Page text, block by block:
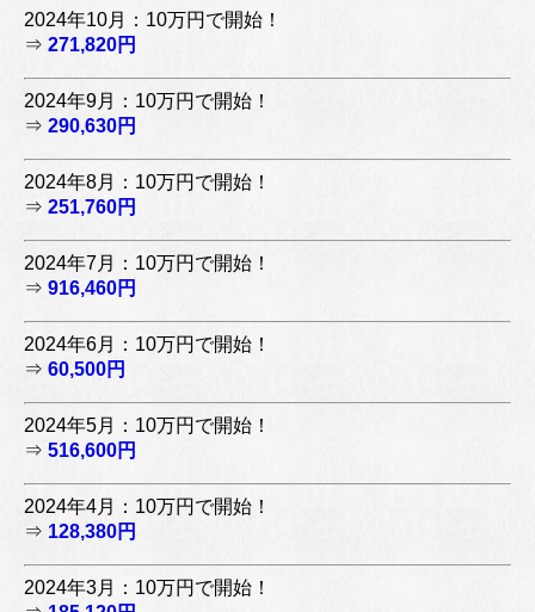
2024年10月：10万円で開始！
⇒ 271,820円
2024年9月：10万円で開始！
⇒ 290,630円
2024年8月：10万円で開始！
⇒ 251,760円
2024年7月：10万円で開始！
⇒ 916,460円
2024年6月：10万円で開始！
⇒ 60,500円
2024年5月：10万円で開始！
⇒ 516,600円
2024年4月：10万円で開始！
⇒ 128,380円
2024年3月：10万円で開始！